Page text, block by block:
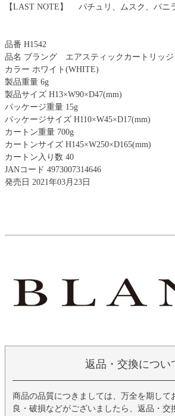
【LAST NOTE】 パチュリ、ムスク、バニ
品番 H1542
品名 ブラング エアスティックカートリッ
カラー ホワイト(WHITE)
製品重量 6g
製品サイズ H13×W90×D47(mm)
パッケージ重量 15g
パッケージサイズ H110×W45×D17(mm)
カートン重量 700g
カートンサイズ H145×W250×D165(mm)
カートン入り数 40
JANコード 4973007314646
発売日 2021年03月23日
返品・交換につい
商品の品質につきましては、万全を期して
良・破損などがございましたら、返品・交